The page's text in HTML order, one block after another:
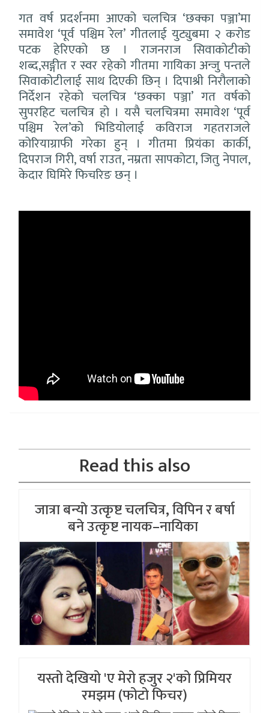
गत वर्ष प्रदर्शनमा आएको चलचित्र ‘छक्का पञ्जा’मा
समावेश ‘पूर्व पश्चिम रेल’ गीतलाई युट्युबमा २ करोड
पटक हेरिएको छ । राजनराज सिवाकोटीको
शब्द,सङ्गीत र स्वर रहेको गीतमा गायिका अन्जु पन्तले
सिवाकोटीलाई साथ दिएकी छिन् । दिपाश्री निरौलाको
निर्देशन रहेको चलचित्र ‘छक्का पञ्जा’ गत वर्षको
सुपरहिट चलचित्र हो । यसै चलचित्रमा समावेश ‘पूर्व
पश्चिम रेल’को भिडियोलाई कविराज गहतराजले
कोरियाग्राफी गरेका हुन् । गीतमा प्रियंका कार्की,
दिपराज गिरी, वर्षा राउत, नम्रता सापकोटा, जितु नेपाल,
केदार घिमिरे फिचरिङ छन् ।
Read this also
जात्रा बन्याे उत्कृष्ट चलचित्र, विपिन र बर्षा
बने उत्कृष्ट नायक–नायिका
यस्तो देखियो 'ए मेरो हजुर २'को प्रिमियर
रमझम (फोटो फिचर)